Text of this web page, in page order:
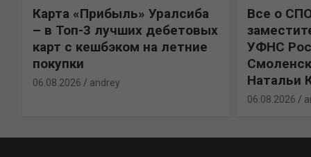
Карта «Прибыль» Уралсиба
– в Топ-3 лучших дебетовых
карт с кешбэком на летние
покупки
06.08.2026 andrey
Все о
УФНС
Натальи
06.08.2026